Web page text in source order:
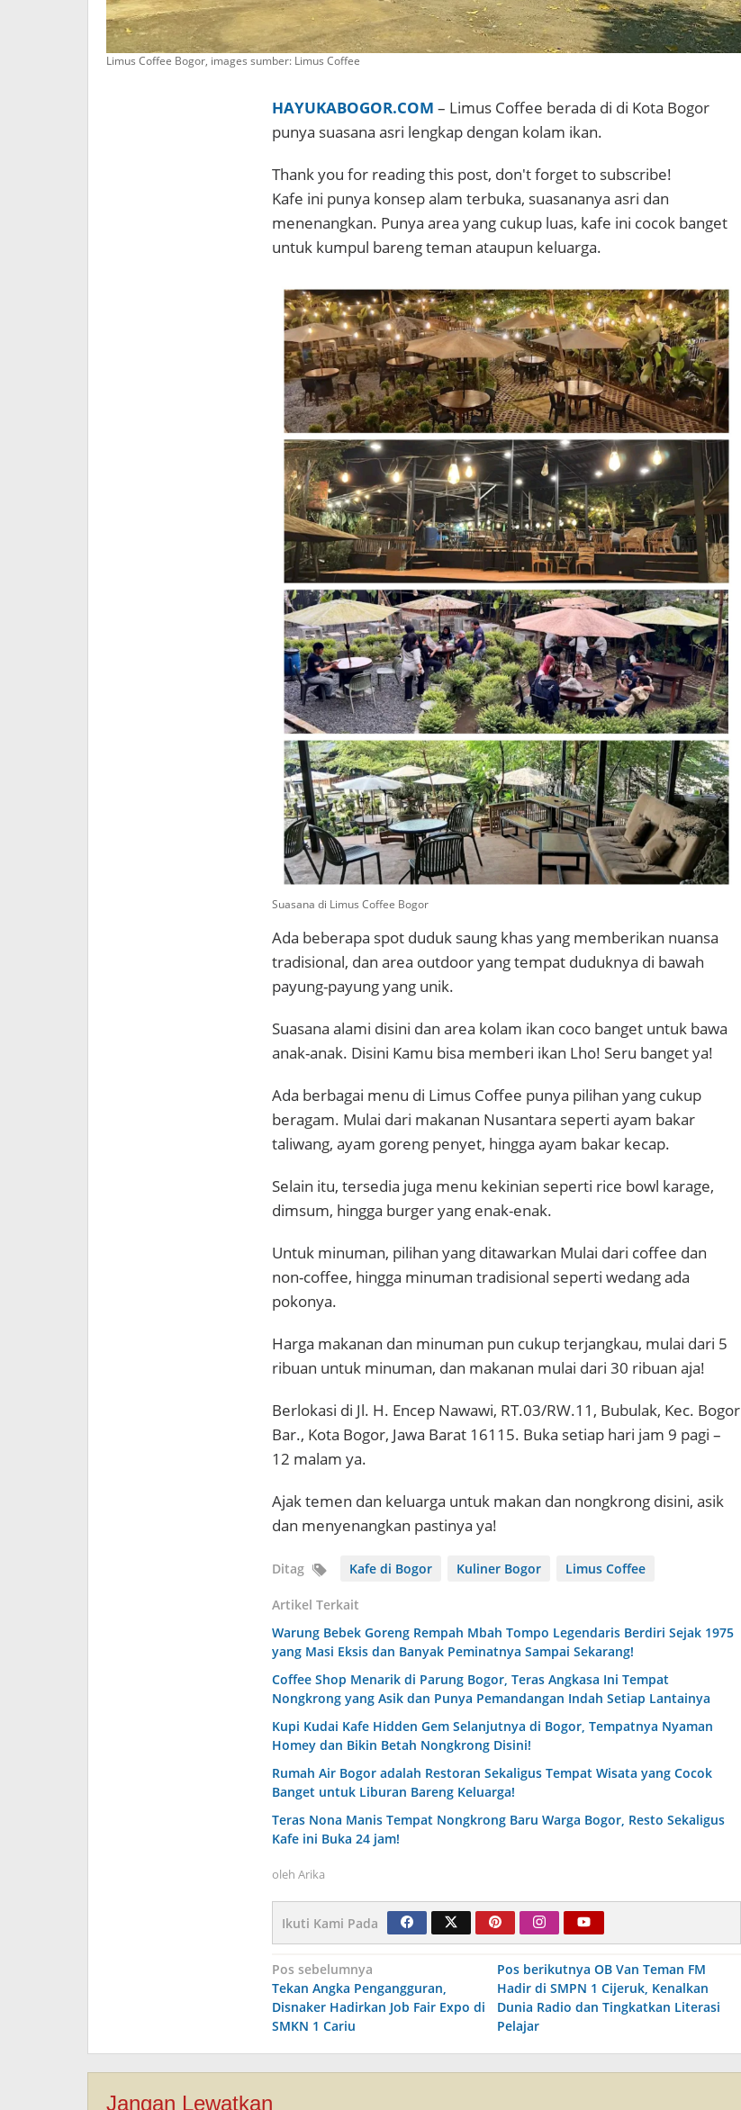
Limus Coffee Bogor, images sumber: Limus Coffee
HAYUKABOGOR.COM – Limus Coffee berada di di Kota Bogor
punya suasana asri lengkap dengan kolam ikan.
Thank you for reading this post, don't forget to subscribe!
Kafe ini punya konsep alam terbuka, suasananya asri dan
menenangkan. Punya area yang cukup luas, kafe ini cocok banget
untuk kumpul bareng teman ataupun keluarga.
Suasana di Limus Coffee Bogor
Ada beberapa spot duduk saung khas yang memberikan nuansa
tradisional, dan area outdoor yang tempat duduknya di bawah
payung-payung yang unik.
Suasana alami disini dan area kolam ikan coco banget untuk bawa
anak-anak. Disini Kamu bisa memberi ikan Lho! Seru banget ya!
Ada berbagai menu di Limus Coffee punya pilihan yang cukup
beragam. Mulai dari makanan Nusantara seperti ayam bakar
taliwang, ayam goreng penyet, hingga ayam bakar kecap.
Selain itu, tersedia juga menu kekinian seperti rice bowl karage,
dimsum, hingga burger yang enak-enak.
Untuk minuman, pilihan yang ditawarkan Mulai dari coffee dan
non-coffee, hingga minuman tradisional seperti wedang ada
pokonya.
Harga makanan dan minuman pun cukup terjangkau, mulai dari 5
ribuan untuk minuman, dan makanan mulai dari 30 ribuan aja!
Berlokasi di Jl. H. Encep Nawawi, RT.03/RW.11, Bubulak, Kec. Bogor
Bar., Kota Bogor, Jawa Barat 16115. Buka setiap hari jam 9 pagi –
12 malam ya.
Ajak temen dan keluarga untuk makan dan nongkrong disini, asik
dan menyenangkan pastinya ya!
Ditag Kafe di Bogor Kuliner Bogor Limus Coffee
Artikel Terkait
Warung Bebek Goreng Rempah Mbah Tompo Legendaris Berdiri Sejak 1975
yang Masi Eksis dan Banyak Peminatnya Sampai Sekarang!
Coffee Shop Menarik di Parung Bogor, Teras Angkasa Ini Tempat
Nongkrong yang Asik dan Punya Pemandangan Indah Setiap Lantainya
Kupi Kudai Kafe Hidden Gem Selanjutnya di Bogor, Tempatnya Nyaman
Homey dan Bikin Betah Nongkrong Disini!
Rumah Air Bogor adalah Restoran Sekaligus Tempat Wisata yang Cocok
Banget untuk Liburan Bareng Keluarga!
Teras Nona Manis Tempat Nongkrong Baru Warga Bogor, Resto Sekaligus
Kafe ini Buka 24 jam!
oleh Arika
Ikuti Kami Pada
Navigasi
pos
Pos sebelumnya
Tekan Angka Pengangguran,
Disnaker Hadirkan Job Fair Expo di
SMKN 1 Cariu
Pos berikutnya OB Van Teman FM
Hadir di SMPN 1 Cijeruk, Kenalkan
Dunia Radio dan Tingkatkan Literasi
Pelajar
Jangan Lewatkan